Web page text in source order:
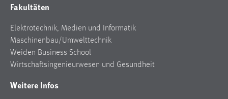
Fakultäten
Elektrotechnik, Medien und Informatik
Maschinenbau/Umwelttechnik
Weiden Business School
Wirtschaftsingenieurwesen und Gesundheit
Weitere Infos
Chat
Name:
MibewSessionID, MIBEW_UserID, mibew_locale, mibew-
chat-frame-style-5e9dbeb1811c0446
Wird benötigt um die Chatfunktion nutzen zu können.